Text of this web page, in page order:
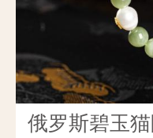
俄罗斯碧玉